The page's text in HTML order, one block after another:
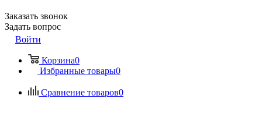
Заказать звонок
Задать вопрос
Войти
Корзина0
Избранные товары0
Сравнение товаров0